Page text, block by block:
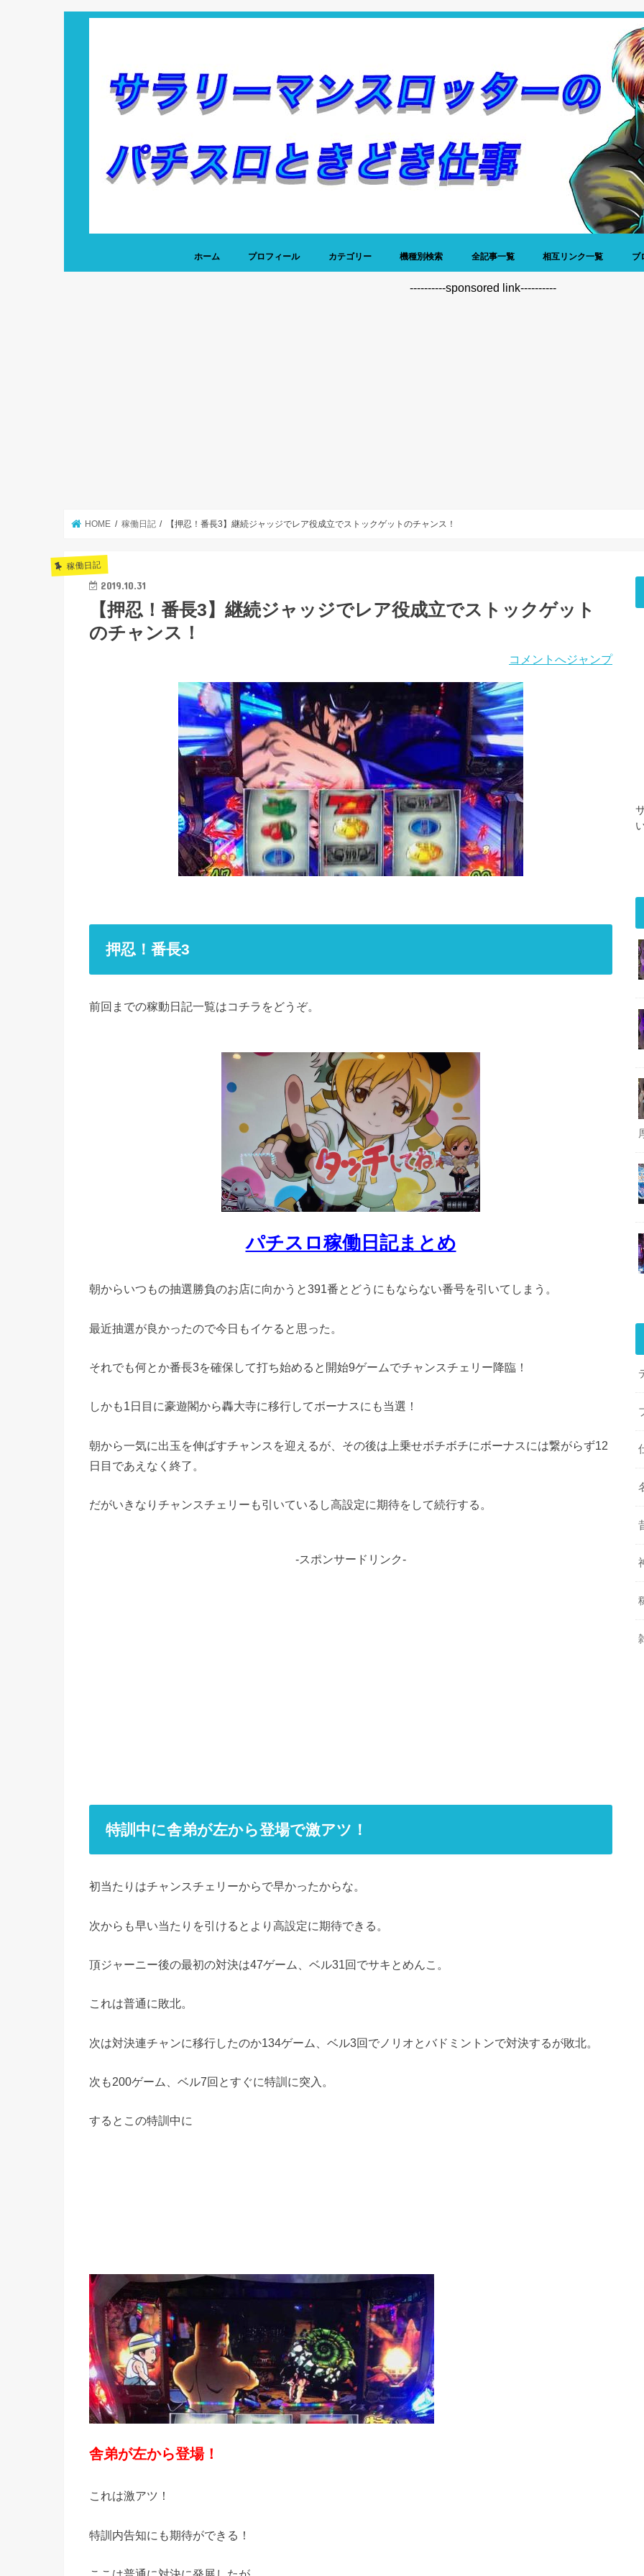
ホーム プロフィール カテゴリー 機種別検索 全記事一覧 相互リンク一覧 ブ
----------sponsored link----------
HOME 稼働日記 【押忍！番長3】継続ジャッジでレア役成立でストックゲットのチャンス！
稼働日記
2019.10.31
【押忍！番長3】継続ジャッジでレア役成立でストックゲット
のチャンス！
コメントへジャンプ
押忍！番長3
前回までの稼動日記一覧はコチラをどうぞ。
パチスロ稼働日記まとめ
朝からいつもの抽選勝負のお店に向かうと391番とどうにもならない番号を引いてしまう。
最近抽選が良かったので今日もイケると思った。
それでも何とか番長3を確保して打ち始めると開始9ゲームでチャンスチェリー降臨！
しかも1日目に豪遊閣から轟大寺に移行してボーナスにも当選！
朝から一気に出玉を伸ばすチャンスを迎えるが、その後は上乗せボチボチにボーナスには繋がらず12
日目であえなく終了。
だがいきなりチャンスチェリーも引いているし高設定に期待をして続行する。
-スポンサードリンク-
特訓中に舎弟が左から登場で激アツ！
初当たりはチャンスチェリーからで早かったからな。
次からも早い当たりを引けるとより高設定に期待できる。
頂ジャーニー後の最初の対決は47ゲーム、ベル31回でサキとめんこ。
これは普通に敗北。
次は対決連チャンに移行したのか134ゲーム、ベル3回でノリオとバドミントンで対決するが敗北。
次も200ゲーム、ベル7回とすぐに特訓に突入。
するとこの特訓中に
舎弟が左から登場！
これは激アツ！
特訓内告知にも期待ができる！